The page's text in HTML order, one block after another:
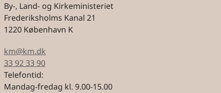
By-, Land- og Kirkeministeriet
Frederiksholms Kanal 21
1220 København K
km@km.dk
33 92 33 90
Telefontid:
Mandag-fredag kl. 9.00-15.00